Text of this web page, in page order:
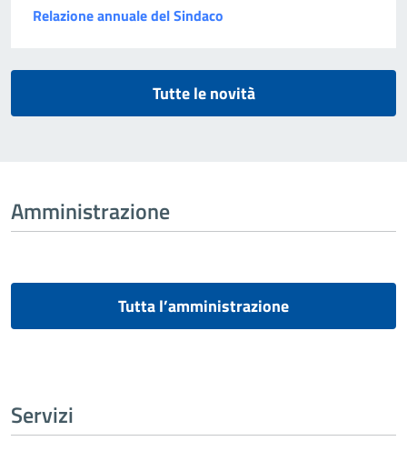
Relazione annuale del Sindaco
Tutte le novità
Amministrazione
Tutta l’amministrazione
Servizi